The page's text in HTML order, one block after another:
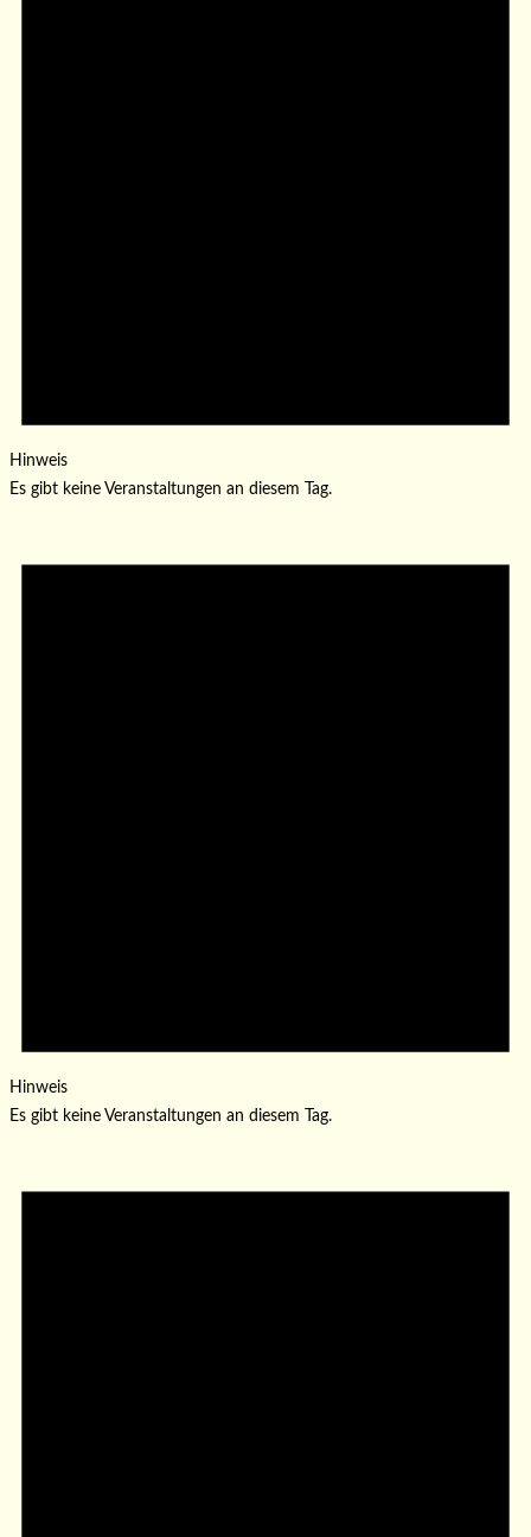
Hinweis
Es gibt keine Veranstaltungen an diesem Tag.
Hinweis
Es gibt keine Veranstaltungen an diesem Tag.